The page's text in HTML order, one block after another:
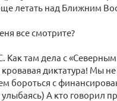
летать над Ближним
все смотрите?
Как там дела с
диктатура! Мы
бороться с
А кто говорил